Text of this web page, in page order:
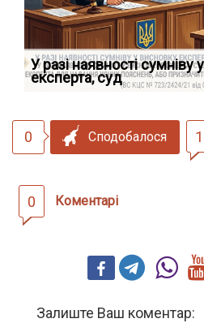
У разі наявності сумніву
експерта, суд
0 Сподобалося
0 Коментарі
Залиште Ваш коментар: